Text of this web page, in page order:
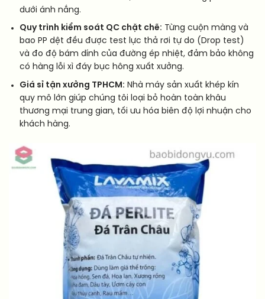
dưới ánh nắng.
Quy trình kiểm soát QC chặt chẽ: Từng cuộn màng và
bao PP dệt đều được test lực thả rơi tự do (Drop test)
và đo độ bám dính của đường ép nhiệt, đảm bảo không
có hàng lỗi xì đáy bục hông xuất xưởng.
Giá sỉ tận xưởng TPHCM: Nhà máy sản xuất khép kín
quy mô lớn giúp chúng tôi loại bỏ hoàn toàn khâu
thương mại trung gian, tối ưu hóa biên độ lợi nhuận cho
khách hàng.